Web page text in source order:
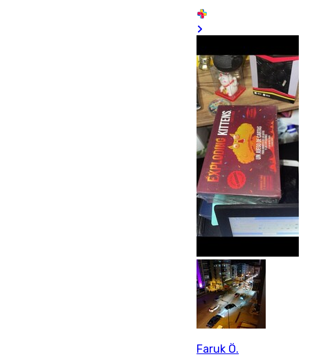
Faruk Ö.